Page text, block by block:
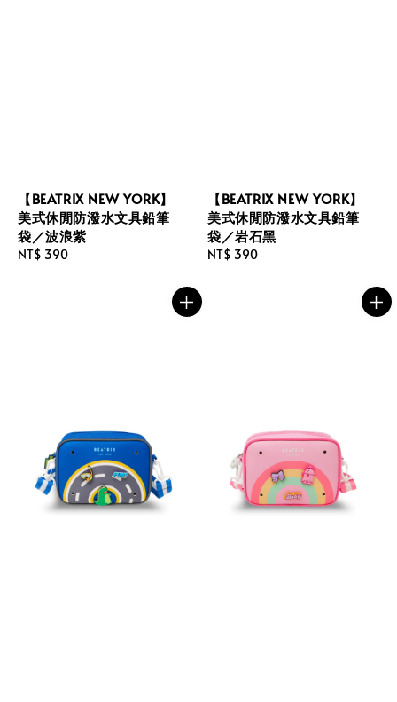
【BEATRIX NEW YORK】
美式休閒防潑水文具鉛筆
袋／波浪紫
Regular
NT$ 390
【BEATRIX NEW YORK】
美式休閒防潑水文具鉛筆
袋／岩石黑
Regular
NT$ 390